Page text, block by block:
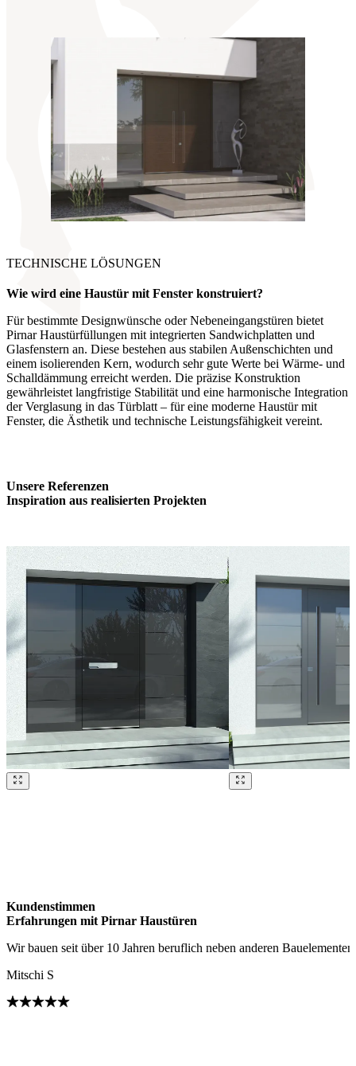
TECHNISCHE LÖSUNGEN
Wie wird eine Haustür mit Fenster konstruiert?
Für bestimmte Designwünsche oder Nebeneingangstüren bietet
Pirnar Haustürfüllungen mit integrierten Sandwichplatten und
Glasfenstern an. Diese bestehen aus stabilen Außenschichten und
einem isolierenden Kern, wodurch sehr gute Werte bei Wärme- und
Schalldämmung erreicht werden. Die präzise Konstruktion
gewährleistet langfristige Stabilität und eine harmonische Integration
der Verglasung in das Türblatt – für eine moderne Haustür mit
Fenster, die Ästhetik und technische Leistungsfähigkeit vereint.
Unsere Referenzen
Inspiration aus realisierten Projekten
Kundenstimmen
Erfahrungen mit Pirnar Haustüren
Wir bauen seit über 10 Jahren beruflich neben anderen
Mitschi S